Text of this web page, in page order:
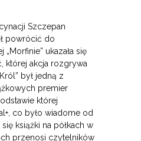
Szczepan
powrócić do
„Morfinie” ukazała się
której akcja rozgrywa
był jedną z
premier
której
co było wiadome od
książki na półkach w
przenosi czytelników